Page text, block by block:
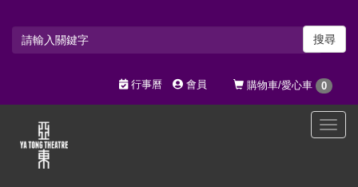
搜尋
購物車/愛心車 0
行事曆 會員
選